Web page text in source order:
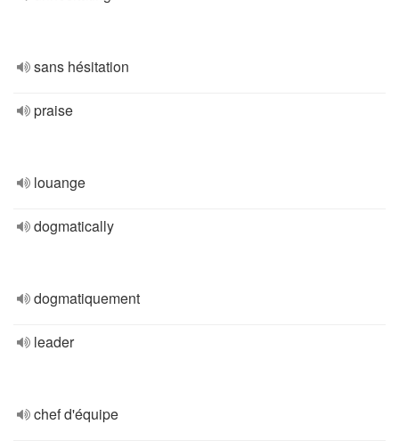
sans hésitation
praise
louange
dogmatically
dogmatiquement
leader
chef d'équipe